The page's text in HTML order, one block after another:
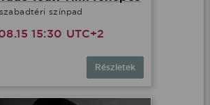
színpad
15:30 UTC+2
Részletek